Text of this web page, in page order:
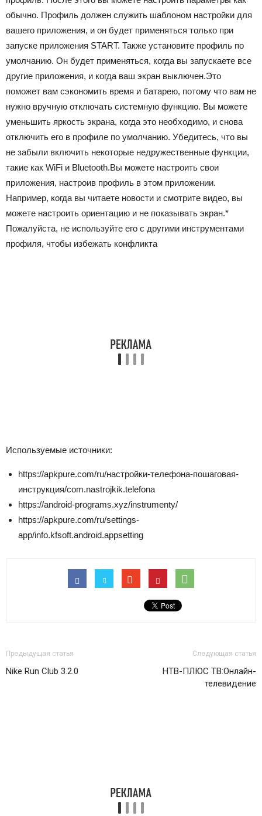
обычно. Профиль должен служить шаблоном настройки для
вашего приложения, и он будет применяться только при
запуске приложения START. Также установите профиль по
умолчанию. Он будет применяться, когда вы запускаете все
другие приложения, и когда ваш экран выключен.Это
поможет вам сэкономить время и батарею, потому что вам не
нужно вручную отключать системную функцию. Вы можете
уменьшить яркость экрана, когда это необходимо, и снова
отключить его в профиле по умолчанию. Убедитесь, что вы
не забыли включить некоторые недружественные функции,
такие как WiFi и Bluetooth.Вы можете настроить свои
приложения, настроив профиль в этом приложении.
Например, когда вы читаете новости и смотрите видео, вы
можете настроить ориентацию и не показывать экран.*
Пожалуйста, не используйте его с другими инструментами
профиля, чтобы избежать конфликта
Используемые источники:
https://apkpure.com/ru/настройки-телефона-пошаговая-
инструкция/com.nastrojkik.telefona
https://android-programs.xyz/instrumenty/
https://apkpure.com/ru/settings-
app/info.kfsoft.android.appsetting
Предыдущая статья
Nike⁠ Run Club 3.2.0
Следующая статья
НТВ-ПЛЮС ТВ:Онлайн-
телевидение